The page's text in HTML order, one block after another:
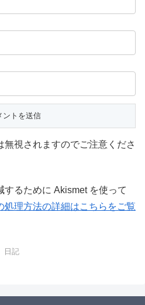
無視されますのでご注意くださ
するために Akismet を使って
処理方法の詳細はこちらをご覧
日記